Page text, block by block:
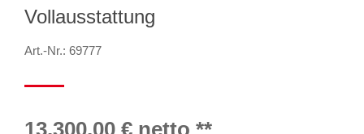
Vollausstattung
Art.-Nr.: 69777
13.300,00 € netto **